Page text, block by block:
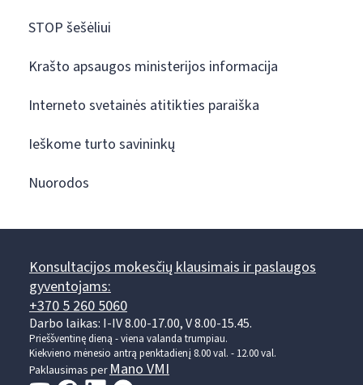
STOP šešėliui
Krašto apsaugos ministerijos informacija
Interneto svetainės atitikties paraiška
Ieškome turto savininkų
Nuorodos
Konsultacijos mokesčių klausimais ir paslaugos
gyventojams:
+370 5 260 5060
Darbo laikas: I-IV 8.00-17.00, V 8.00-15.45.
Prieššventinę dieną - viena valanda trumpiau.
Kiekvieno mėnesio antrą penktadienį 8.00 val. - 12.00 val.
Paklausimas per Mano VMI